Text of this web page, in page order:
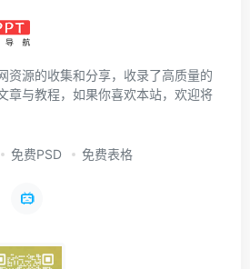
资源的收集和分享，收录了高质量的
章与教程，如果你喜欢本站，欢迎将
免费PSD 免费表格